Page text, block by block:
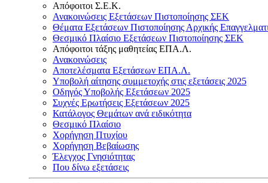
Απόφοιτοι Σ.Ε.Κ.
Ανακοινώσεις Εξετάσεων Πιστοποίησης ΣΕΚ
Θέματα Εξετάσεων Πιστοποίησης Αρχικής
Θεσμικό Πλαίσιο Εξετάσεων Πιστοποίησης ΣΕΚ
Απόφοιτοι τάξης μαθητείας ΕΠΑ.Λ.
Ανακοινώσεις
Αποτελέσματα Εξετάσεων ΕΠΑ.Λ.
Υποβολή αίτησης συμμετοχής στις εξετάσεις 2025
Οδηγός Υποβολής Εξετάσεων 2025
Συχνές Ερωτήσεις Εξετάσεων 2025
Κατάλογος Θεμάτων ανά ειδικότητα
Θεσμικό Πλαίσιο
Χορήγηση Πτυχίου
Χορήγηση Βεβαίωσης
Έλεγχος Γνησιότητας
Που δίνω εξετάσεις